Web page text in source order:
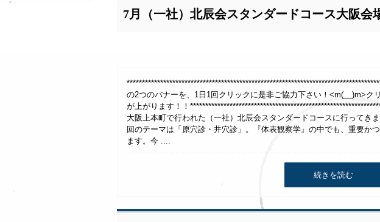
7月（一社）北辰会スタンダードコース大阪会
の2つのバナーを、1日1回クリックに是非ご協力下さい！<m(__)m>ク
が上がります！！
大阪上本町で行われた（一社）北辰会スタンダードコースに行ってき
回のテーマは「原穴診・井穴診」。『体表観察学』の中でも、重要か
ます。今 ....
続きを読む